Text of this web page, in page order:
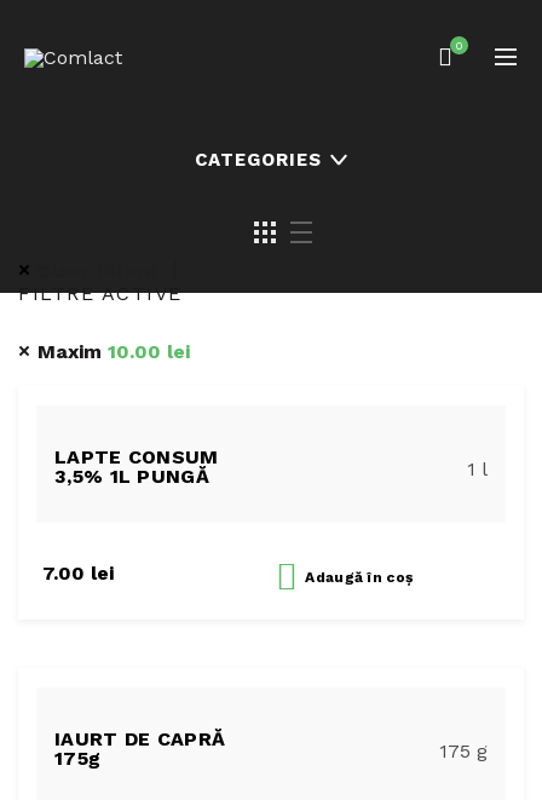
0
CATEGORIES
FILTRE ACTIVE
Maxim 10.00 lei
LAPTE CONSUM
3,5% 1L PUNGĂ
1 l
7.00 lei Adaugăîn coș
IAURT DE CAPRĂ
175g
175 g